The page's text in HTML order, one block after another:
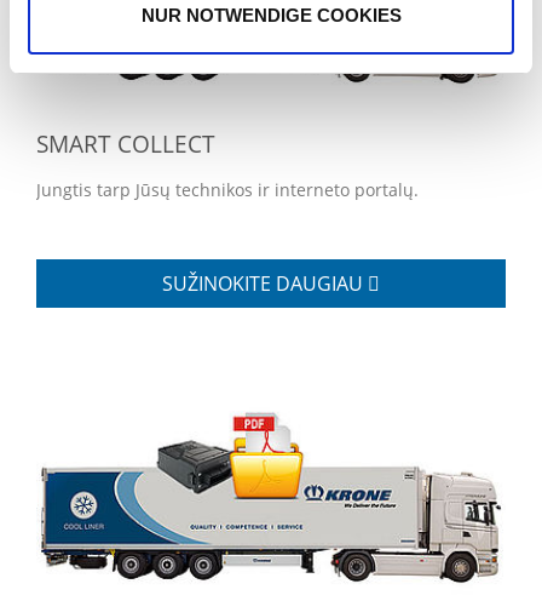
NUR NOTWENDIGE COOKIES
SMART COLLECT
Jungtis tarp Jūsų technikos ir interneto portalų.
SUŽINOKITE DAUGIAU